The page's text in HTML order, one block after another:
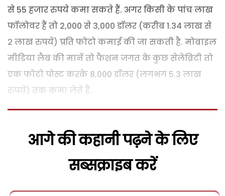
से 55 हजार रुपये कमा सकते हैं. अगर किसी के पांच लाख
फॉलोवर हैं तो 2,000 से 3,000 डॉलर (करीब 1.34 लाख से
2 लाख रुपये) प्रति फोटो कमाई की जा सकती है. मोबाइल
मीडिया लैब की मानें तो फैशन जगत के कुछ सेलेब्रिटी तो
एक फोटो पोस्ट करके 8,000 डॉलर (लगभग 5.3 लाख
रुपये) तक कमा लेते हैं.
आगे की कहानी पढ़ने के लिए
सब्सक्राइब करें